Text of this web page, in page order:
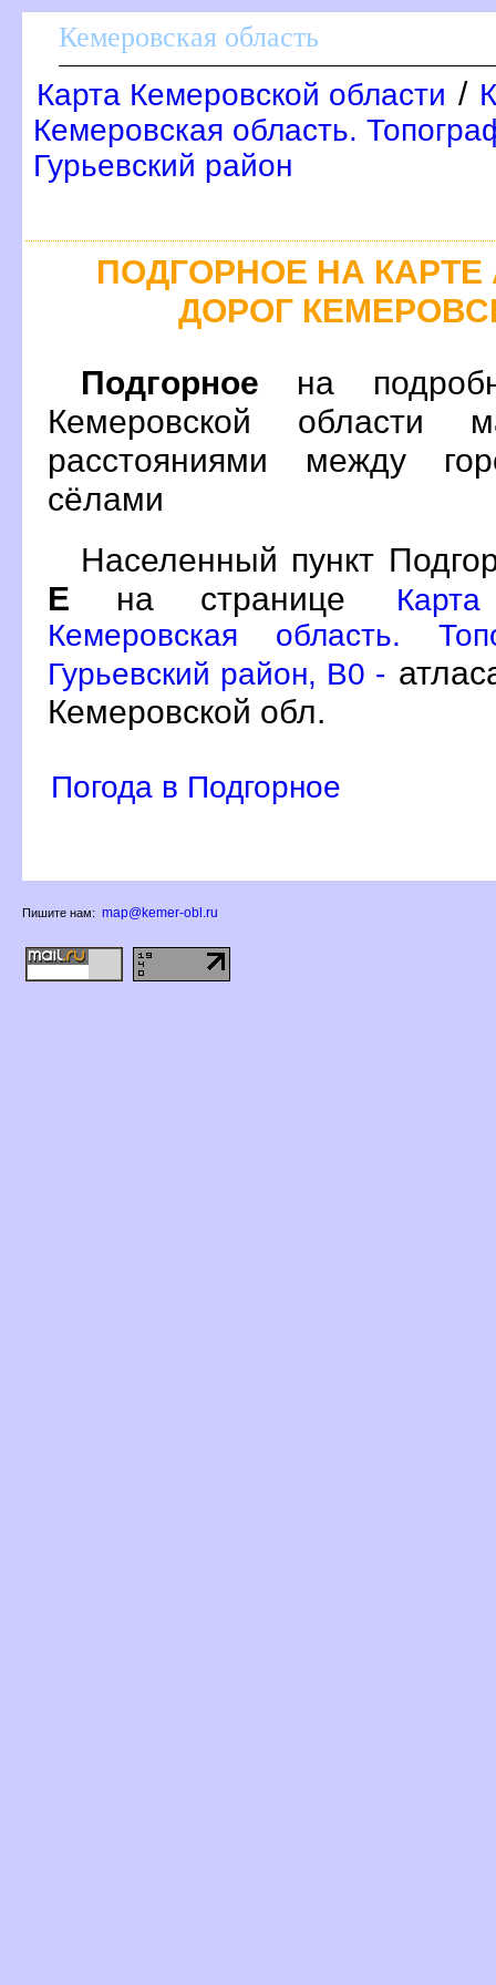
Кемеровская область
Карта Кемеровской области /
Кемеровская область.
Гурьевский район
ПОДГОРНОЕ НА
ДОРОГ
Подгорное на
Кемеровской области
расстояниями между
сёлами
Населенный пункт
Е на странице
Кемеровская область.
Гурьевский район, B0 -
Кемеровской обл.
Погода в Подгорное
Пишите нам: map@kemer-obl.ru